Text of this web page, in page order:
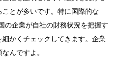
とが多いです。特に国際的な
の企業が自社の財務状況を把握す
かくチェックしてきます。企業
んですよ。